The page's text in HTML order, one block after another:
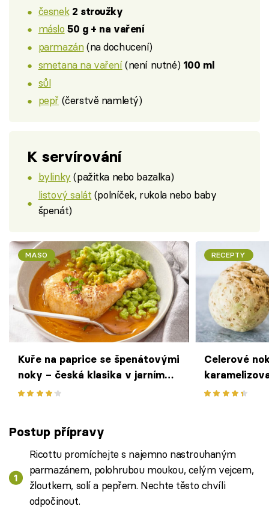
česnek 2 stroužky
máslo 50 g + na vaření
parmazán(na dochucení)
smetana na vaření(není nutné) 100 ml
sůl
pepř (čerstvě namletý)
K servírování
bylinky (pažitka nebo bazalka)
listový salát (polníček, rukola nebo baby
špenát)
MASO
Kuře na paprice se špenátovými
noky – česká klasika v jarním
kabátku
RECEPTY
Celerové
Postup přípravy
Ricottu promíchejte s najemno nastrouhaným
parmazánem, polohrubou moukou, celým vejcem,
žloutkem, solí a pepřem. Nechte těsto chvíli
odpočinout.